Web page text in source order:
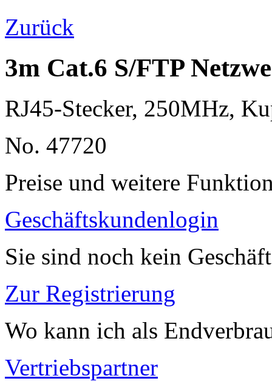
Zurück
3m Cat.6 S/FTP
RJ45-Stecker, 250MHz,
No. 47720
Preise und weitere
Geschäftskundenlogin
Sie sind noch kein
Zur Registrierung
Wo kann ich als
Vertriebspartner